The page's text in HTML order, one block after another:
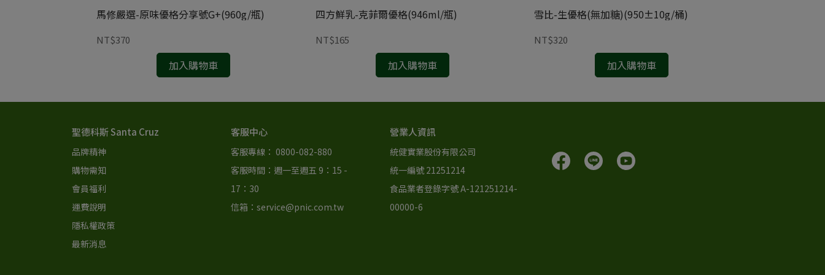
馬修嚴選-原味優格分享號G+(960g/瓶)
NT$370
加入購物車
四方鮮乳-克菲爾優格(946ml/瓶)
NT$165
加入購物車
雪比-生優格(無加糖)(950±10g/桶)
NT$320
加入購物車
聖德科斯 Santa Cruz
品牌精神
購物需知
會員福利
運費說明
隱私權政策
最新消息
客服中心
客服專線： 0800-082-880
客服時間：週一至週五 9：15 -
17：30
信箱：service@pnic.com.tw
營業人資訊
統健實業股份有限公司
統一編號 21251214
食品業者登錄字號 A-121251214-
00000-6